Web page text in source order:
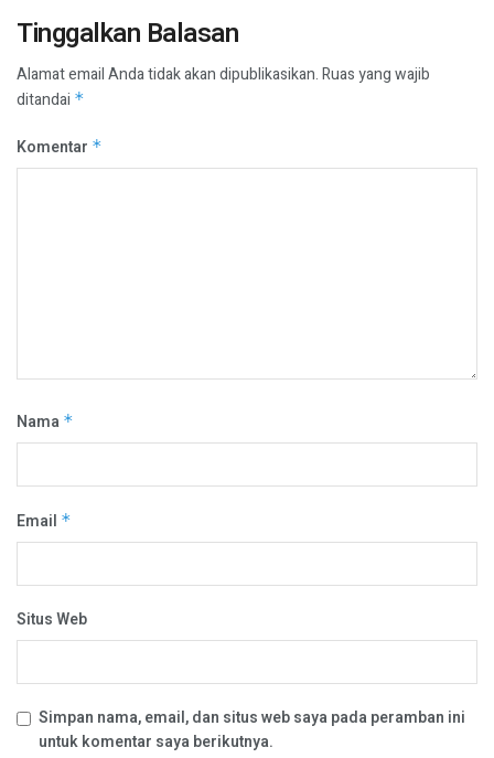
Tinggalkan Balasan
Alamat email Anda tidak akan dipublikasikan.Ruas yang wajib
ditandai *
Komentar *
Nama *
Email *
Situs Web
Simpan nama, email, dan situs web saya pada peramban ini
untuk komentar saya berikutnya.